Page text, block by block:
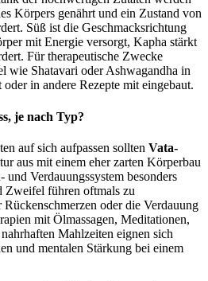
Körpers genährt und ein Zustand von
Süß ist die Geschmacksrichtung
mit Energie versorgt, Kapha stärkt
Für therapeutische Zwecke
wie Shatavari oder Ashwagandha in
oder in andere Rezepte mit eingebaut.
je nach Typ?
auf sich aufpassen sollten Vata-
aus mit einem eher zarten Körperbau
und Verdauungssystem besonders
Zweifel führen oftmals zu
oder die Verdauung
mit Ölmassagen, Meditationen,
Mahlzeiten eignen sich
und mentalen Stärkung bei einem